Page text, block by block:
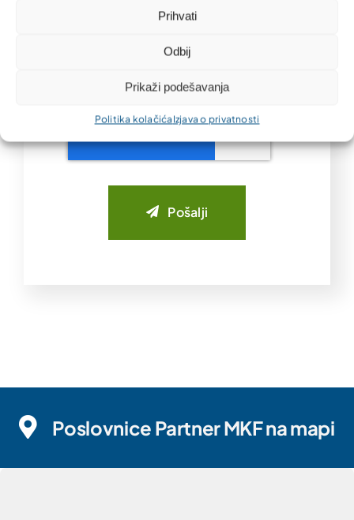
Prihvati
Odbij
Prikaži podešavanja
Politika kolačića Izjava o privatnosti
Saznajte više o
privatnosti .
Pošalji
Poslovnice Partner MKF na mapi